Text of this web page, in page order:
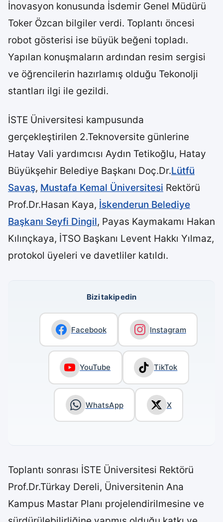
İnovasyon konusunda İsdemir Genel Müdürü
Toker Özcan bilgiler verdi. Toplantı öncesi
robot gösterisi ise büyük beğeni topladı.
Yapılan konuşmaların ardından resim sergisi
ve öğrencilerin hazırlamış olduğu Tekonolji
stantları ilgi ile gezildi.
İSTE Üniversitesi kampusunda
gerçekleştirilen 2.Teknoversite günlerine
Hatay Vali yardımcısı Aydın Tetikoğlu, Hatay
Büyükşehir Belediye Başkanı Doç.Dr.Lütfü
Savaş, Mustafa Kemal Üniversitesi Rektörü
Prof.Dr.Hasan Kaya, İskenderun Belediye
Başkanı Seyfi Dingil, Payas Kaymakamı Hakan
Kılınçkaya, İTSO Başkanı Levent Hakkı Yılmaz,
protokol üyeleri ve davetliler katıldı.
Bizi takip edin
Facebook Instagram
YouTube TikTok
WhatsApp X
Toplantı sonrası İSTE Üniversitesi Rektörü
Prof.Dr.Türkay Dereli, Üniversitenin Ana
Kampus Mastar Planı projelendirilmesine ve